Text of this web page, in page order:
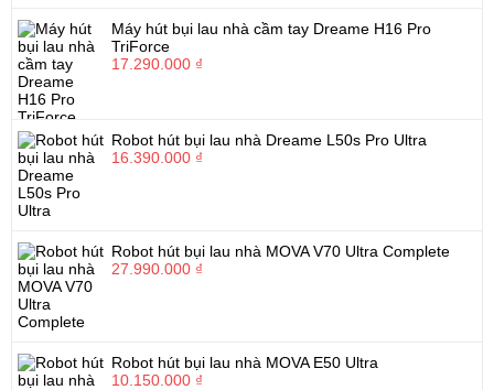
Máy hút bụi lau nhà cầm tay Dreame H16 Pro
TriForce
17.290.000 ₫
Robot hút bụi lau nhà Dreame L50s Pro Ultra
16.390.000 ₫
Robot hút bụi lau nhà MOVA V70 Ultra Complete
27.990.000 ₫
Robot hút bụi lau nhà MOVA E50 Ultra
10.150.000 ₫